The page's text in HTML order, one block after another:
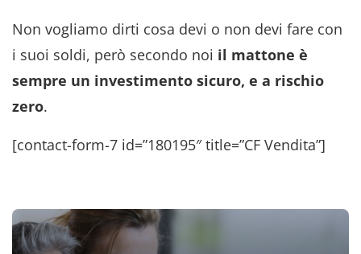
Non vogliamo dirti cosa devi o non devi fare con
i suoi soldi, però secondo noi il mattone è
sempre un investimento sicuro, e a rischio
zero.
[contact-form-7 id=”180195″ title=”CF Vendita”]